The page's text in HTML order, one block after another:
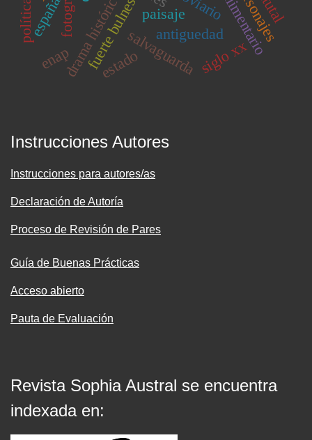
drama histórico
fuerte bulnessalvaguarda
antiguedad
estado siglo xx
españa paisaje
enap
Instrucciones Autores
Instrucciones para autores/as
Declaración de Autoría
Proceso de Revisión de Pares
Guía de Buenas Prácticas
Acceso abierto
Pauta de Evaluación
Revista Sophia Austral se encuentra
indexada en: